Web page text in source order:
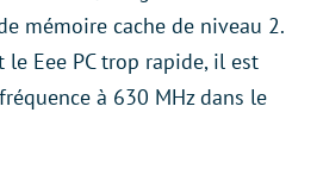
mémoire cache de niveau 2.
Eee PC trop rapide, il est
à 630 MHz dans le